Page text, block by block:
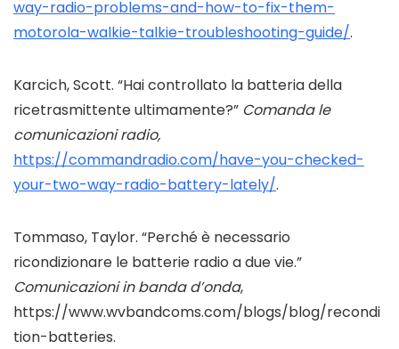
way-radio-problems-and-how-to-fix-them-
motorola-walkie-talkie-troubleshooting-guide/.
Karcich, Scott. “Hai controllato la batteria della
ricetrasmittente ultimamente?” Comanda le
comunicazioni radio,
https://commandradio.com/have-you-checked-
your-two-way-radio-battery-lately/.
Tommaso, Taylor. “Perché è necessario
ricondizionare le batterie radio a due vie.”
Comunicazioni in banda d’onda,
https://www.wvbandcoms.com/blogs/blog/recondi
tion-batteries.